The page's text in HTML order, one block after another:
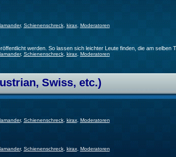
, Schienenschreck, kirax, Moderatoren
werden. So lassen sich leichter Leute finden, die am selben
, Schienenschreck, kirax, Moderatoren
Swiss, etc.)
, Schienenschreck, kirax, Moderatoren
, Schienenschreck, kirax, Moderatoren